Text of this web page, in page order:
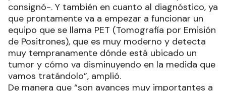
consignó-. Y también en cuanto al diagnóstico, ya
que prontamente va a empezar a funcionar un
equipo que se llama PET (Tomografía por Emisión
de Positrones), que es muy moderno y detecta
muy tempranamente dónde está ubicado un
tumor y cómo va disminuyendo en la medida que
vamos tratándolo”, amplió.
De manera que “son avances muy importantes a